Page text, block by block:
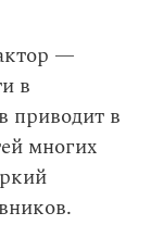
—
в
приводит в
многих